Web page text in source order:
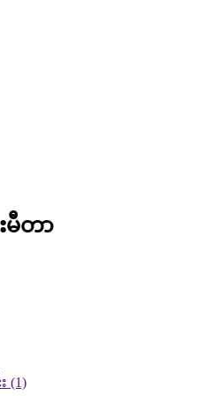
မီတာ